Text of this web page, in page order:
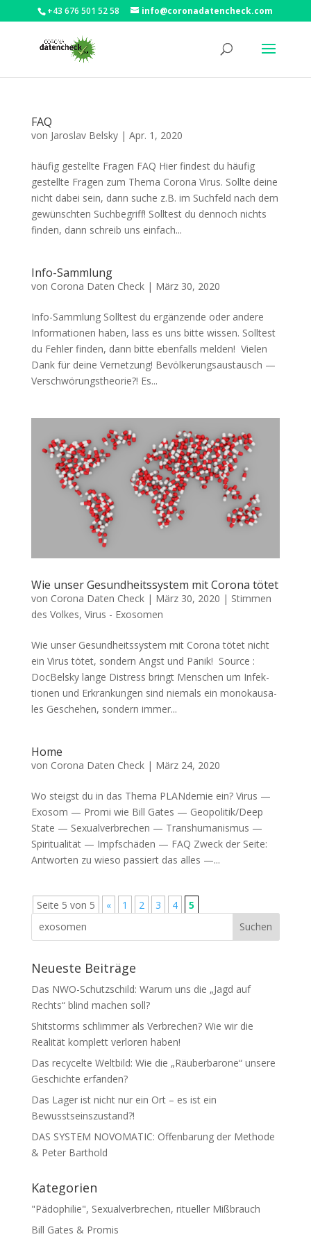
+43 676 501 52 58 info@coronadatencheck.com
FAQ
von Jaroslav Belsky| Apr. 1, 2020
häu­fig gestell­te Fra­gen FAQ Hier fin­dest du häu­fig
gestell­te Fra­gen zum The­ma Coro­na Virus. Soll­te dei­ne
nicht dabei sein, dann suche z.B. im Such­feld nach dem
gewünsch­ten Such­be­griff! Soll­test du den­noch nichts
fin­den, dann schreib uns ein­fach...
Info-Sammlung
von Corona Daten Check| März 30, 2020
Info-Samm­lung Soll­test du ergän­zen­de oder ande­re
Infor­ma­tio­nen haben, lass es uns bit­te wis­sen. Soll­test
du Feh­ler fin­den, dann bit­te eben­falls mel­den! Vie­len
Dank für dei­ne Vernetzung! Bevöl­ke­rungs­aus­tausch —
Verschwörungstheorie?! Es...
Wie unser Gesundheitssystem mit Corona tötet
von Corona Daten Check| März 30, 2020 | Stimmen
des Volkes, Virus - Exosomen
Wie unser Gesundheitssystem mit Corona tötet nicht
ein Virus tötet, son­dern Angst und Panik! Source :
DocBelsky lan­ge Dis­tress bringt Men­schen um Infek­
tio­nen und Erkran­kun­gen sind nie­mals ein mono­kau­sa­
les Gesche­hen, son­dern immer...
Home
von Corona Daten Check| März 24, 2020
Wo steigst du in das The­ma PLAN­de­mie ein? Virus —
Exo­som — Pro­mi wie Bill Gates — Geopolitik/Deep
Sta­te — Sexu­al­ver­bre­chen — Trans­hu­ma­nis­mus —
Spi­ri­tua­li­tät — Impf­schä­den — FAQ Zweck der Sei­te:
Ant­wor­ten zu wie­so pas­siert das alles —...
Seite 5 von 5 « 1 2 3 4 5
Neueste Beiträge
Das NWO-Schutzschild: Warum uns die „Jagd auf
Rechts“ blind machen soll?
Shitstorms schlimmer als Verbrechen? Wie wir die
Realität komplett verloren haben!
Das recycelte Weltbild: Wie die „Räuberbarone“ unsere
Geschichte erfanden?
Das Lager ist nicht nur ein Ort – es ist ein
Bewusstseinszustand?!
DAS SYSTEM NOVOMATIC: Offenbarung der Methode
& Peter Barthold
Kategorien
"Pädophilie", Sexualverbrechen, ritueller Mißbrauch
Bill Gates & Promis